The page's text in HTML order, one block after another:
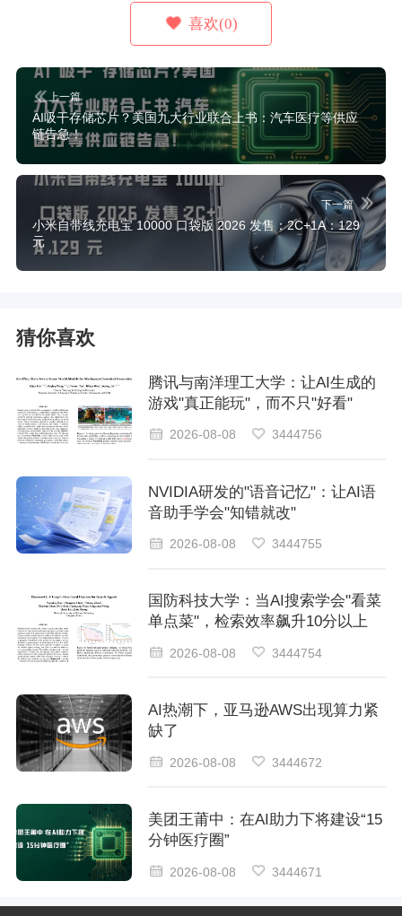
喜欢(0)
上一篇
AI吸干存储芯片？美国九大行业联合上书：汽车医疗等供应
链告急！
下一篇
小米自带线充电宝 10000 口袋版 2026 发售：2C+1A：129
元
猜你喜欢
腾讯与南洋理工大学：让AI生成的
游戏"真正能玩"，而不只"好看"
2026-08-08 3444756
NVIDIA研发的"语音记忆"：让AI语
音助手学会"知错就改"
2026-08-08 3444755
国防科技大学：当AI搜索学会"看菜
单点菜"，检索效率飙升10分以上
2026-08-08 3444754
AI热潮下，亚马逊AWS出现算力紧
缺了
2026-08-08 3444672
美团王莆中：在AI助力下将建设“15
分钟医疗圈”
2026-08-08 3444671